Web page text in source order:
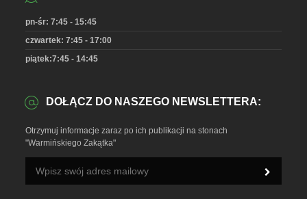
pn-śr: 7:45 - 15:45
czwartek: 7:45 - 17:00
piątek:7:45 - 14:45
DOŁĄCZ DO NASZEGO NEWSLETTERA:
Otrzymuj informacje zaraz po ich publikacji na stonach
"Warmińskiego Zakątka"